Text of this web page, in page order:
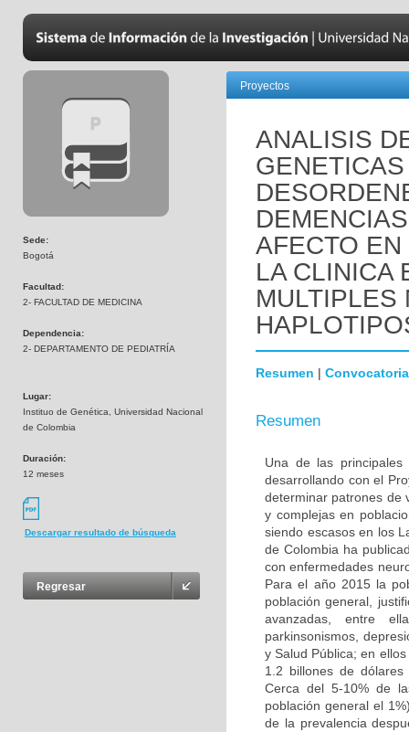
Sede:
Bogotá
Facultad:
2- FACULTAD DE MEDICINA
Dependencia:
2- DEPARTAMENTO DE PEDIATRÍA
Lugar:
Instituo de Genética, Universidad Nacional
de Colombia
Duración:
12 meses
Descargar resultado de búsqueda
Regresar
Proyectos
ANALISIS
AFECTO
LA CLINICA
MULTIPLES
Resumen | Convocatoria
Resumen
Una de las
desarrollando con el
determinar patrones de
y complejas en
siendo escasos en los
de Colombia ha
con enfermedades
Para el año 2015 la
población general,
avanzadas, entre
parkinsonismos,
y Salud Pública; en
1.2 billones de
Cerca del 5-10% de
población general el
de la prevalencia